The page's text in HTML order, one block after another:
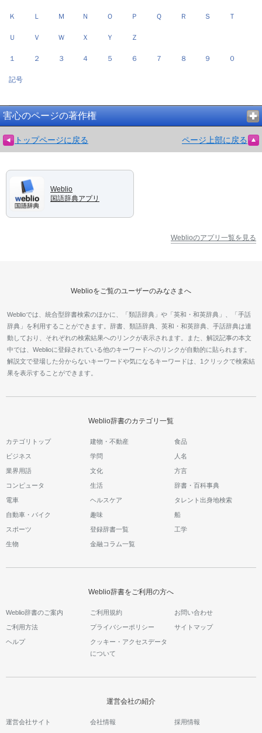
Ｋ Ｌ Ｍ Ｎ Ｏ Ｐ Ｑ Ｒ Ｓ Ｔ
Ｕ Ｖ Ｗ Ｘ Ｙ Ｚ
１ ２ ３ ４ ５ ６ ７ ８ ９ ０
記号
害心のページの著作権
トップページに戻る ページ上部に戻る
Weblio
国語辞典アプリ
Weblioのアプリ一覧を見る
Weblioをご覧のユーザーのみなさまへ
Weblioでは、統合型辞書検索のほかに、「類語辞典」や「英和・和英辞典」、「手話
辞典」を利用することができます。辞書、類語辞典、英和・和英辞典、手話辞典は連
動しており、それぞれの検索結果へのリンクが表示されます。また、解説記事の本文
中では、Weblioに登録されている他のキーワードへのリンクが自動的に貼られます。
解説文で登場した分からないキーワードや気になるキーワードは、1クリックで検索結
果を表示することができます。
Weblio辞書のカテゴリ一覧
カテゴリトップ 建物・不動産 食品
ビジネス 学問 人名
業界用語 文化 方言
コンピュータ 生活 辞書・百科事典
電車 ヘルスケア タレント出身地検索
自動車・バイク 趣味 船
スポーツ 登録辞書一覧 工学
生物 金融コラム一覧
Weblio辞書をご利用の方へ
Weblio辞書のご案内 ご利用規約 お問い合わせ
ご利用方法 プライバシーポリシー サイトマップ
ヘルプ
クッキー・アクセスデータ
について
運営会社の紹介
運営会社サイト 会社情報 採用情報